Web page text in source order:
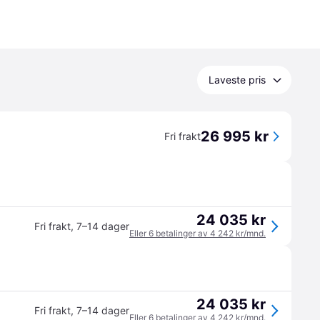
Laveste pris
Fri frakt26 995 kr
Fri frakt, 7–14 dager 24 035 kr
Eller 6 betalinger av 4 242 kr/mnd.
Fri frakt, 7–14 dager 24 035 kr
Eller 6 betalinger av 4 242 kr/mnd.